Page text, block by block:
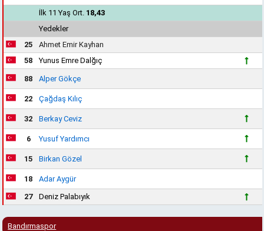
İlk 11 Yaş Ort. 18,43
Yedekler
25
Ahmet Emir Kayhan
58
Yunus Emre Dalğıç
88 Alper Gökçe
22 Çağdaş Kılıç
32 Berkay Ceviz
6 Yusuf Yardımcı
15 Birkan Gözel
18
Adar Aygür
27
Deniz Palabıyık
Bandırmaspor